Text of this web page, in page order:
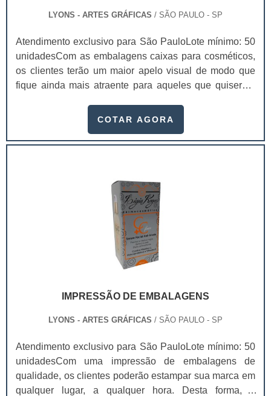
LYONS - ARTES GRÁFICAS / SÃO PAULO - SP
Atendimento exclusivo para São PauloLote mínimo: 50
unidadesCom as embalagens caixas para cosméticos,
os clientes terão um maior apelo visual de modo que
fique ainda mais atraente para aqueles que quiserem
clientes, as caixas para cosméticos são projetadas
divulgação dos mesmos.Segmentos que utilizam a
COTAR AGORA
IMPRESSÃO DE EMBALAGENS
LYONS - ARTES GRÁFICAS / SÃO PAULO - SP
Atendimento exclusivo para São PauloLote mínimo: 50
unidadesCom uma impressão de embalagens de
qualidade, os clientes poderão estampar sua marca em
qualquer lugar, a qualquer hora. Desta forma, é